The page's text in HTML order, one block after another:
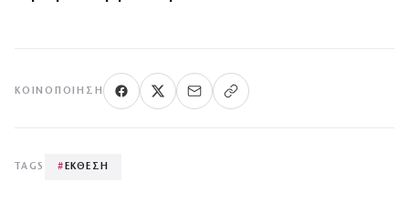
ΚΟΙΝΟΠΟΊΗΣΗ
TAGS #ΕΚΘΕΣΗ